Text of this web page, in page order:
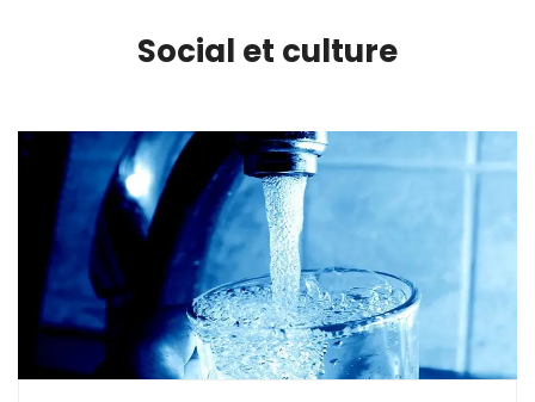
Social et culture